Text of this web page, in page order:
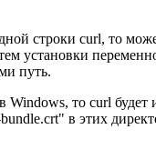
строки curl, то
установки
путь.
Windows, то curl будет
в этих